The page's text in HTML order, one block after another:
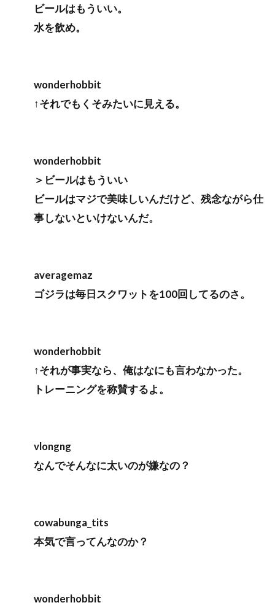
ビールはもういい。
水を飲め。
wonderhobbit
↑それでもくそみたいに見える。
wonderhobbit
＞ビールはもういい
ビールはマジで美味しいんだけど、残念ながら仕
事しないといけないんだ。
averagemaz
ゴジラは毎日スクワットを100回してるのさ。
wonderhobbit
↑それが事実なら、俺はなにも言わなかった。
トレーニングを称賛するよ。
vlongng
なんでそんなに太いのが嫌なの？
cowabunga_tits
本気で言ってんなのか？
wonderhobbit